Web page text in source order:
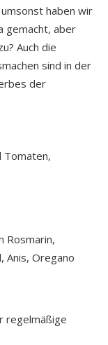
haben wir
gemacht, aber
Auch die
sind in der
der
Tomaten,
Rosmarin,
Anis, Oregano
regelmäßige